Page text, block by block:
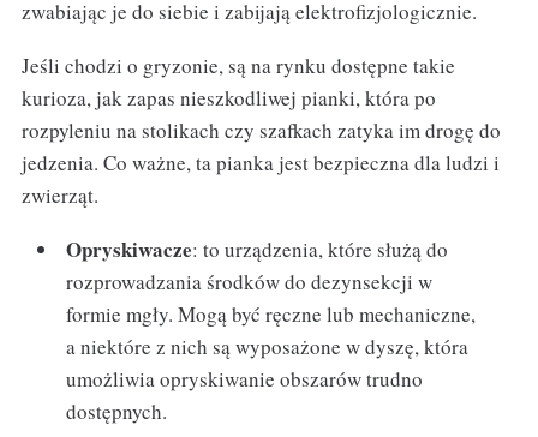
zwabiając je do siebie i zabijają elektrofizjologicznie.
Jeśli chodzi o gryzonie, są na rynku dostępne takie
kurioza, jak zapas nieszkodliwej pianki, która po
rozpyleniu na stolikach czy szafkach zatyka im drogę do
jedzenia. Co ważne, ta pianka jest bezpieczna dla ludzi i
zwierząt.
Opryskiwacze: to urządzenia, które służą do
rozprowadzania środków do dezynsekcji w
formie mgły. Mogą być ręczne lub mechaniczne,
a niektóre z nich są wyposażone w dyszę, która
umożliwia opryskiwanie obszarów trudno
dostępnych.